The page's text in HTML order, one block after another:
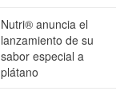
Nutri® anuncia el
lanzamiento de su
sabor especial a
plátano